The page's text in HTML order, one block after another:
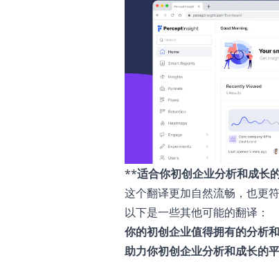
**适合你初创企业分析和成长的
这个翻译更加自然流畅，也更
以下是一些其他可能的翻译：
你的初创企业值得拥有的分析和
助力你初创企业分析和成长的平